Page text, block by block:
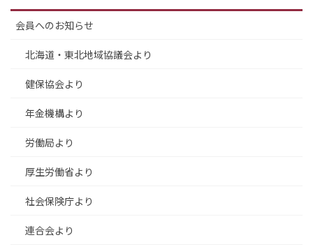
会員へのお知らせ
北海道・東北地域協議会より
健保協会より
年金機構より
労働局より
厚生労働省より
社会保険庁より
連合会より